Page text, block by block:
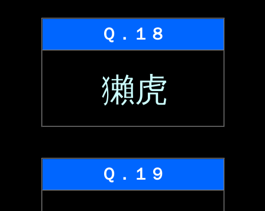
Ｑ．１８
獺虎
Ｑ．１９